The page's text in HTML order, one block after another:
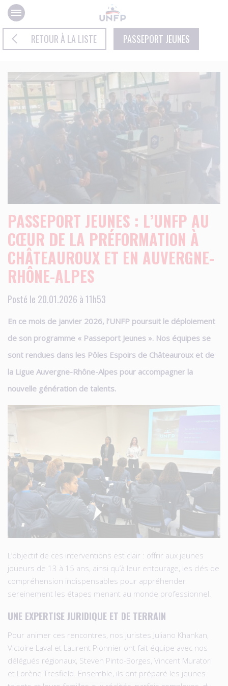
Panneau de gestion des cookies
RETOUR À LA LISTE PASSEPORT JEUNES
PASSEPORT JEUNES : L’UNFP AU
CŒUR DE LA PRÉFORMATION À
CHÂTEAUROUX ET EN AUVERGNE-
RHÔNE-ALPES
Posté le 20.01.2026 à 11h53
En ce mois de janvier 2026, l’UNFP poursuit le déploiement
de son programme « Passeport Jeunes ». Nos équipes se
sont rendues dans les Pôles Espoirs de Châteauroux et de
la Ligue Auvergne-Rhône-Alpes pour accompagner la
nouvelle génération de talents.
L’objectif de ces interventions est clair : offrir aux jeunes
joueurs de 13 à 15 ans, ainsi qu’à leur entourage, les clés de
compréhension indispensables pour appréhender
sereinement les étapes menant au monde professionnel.
UNE EXPERTISE JURIDIQUE ET DE TERRAIN
Pour animer ces rencontres, nos juristes Juliano Khankan,
Victoire Laval et Laurent Pionnier ont fait équipe avec nos
délégués régionaux, Steven Pinto-Borges, Vincent Muratori
et Lorène Tresfield. Ensemble, ils ont préparé les jeunes